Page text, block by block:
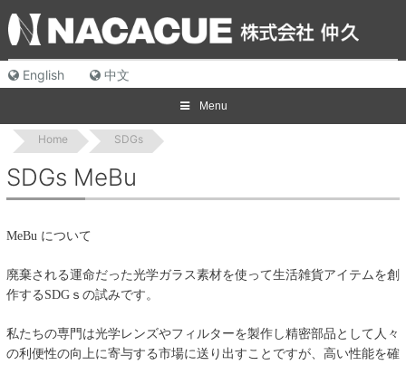
to
content
English
中文
Menu
Home SDGs
SDGs MeBu
MeBu について
廃棄される運命だった光学ガラス素材を使って生活雑貨アイテムを創
作する SDGｓの試みです。
私たちの専門は光学レンズやフィルターを製作し精密部品として人々
の利便性の向上に寄与する市場に送り出すことですが、 高い性能を確